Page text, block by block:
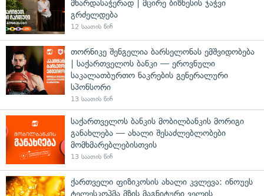
მხარდასაჭერად | მცირე ბიზნესის ჯაჭვი
გრძელდება
12 საათის წინ
თორნიკე შენგელია ბარსელონას ემშვიდობება
| საქართველოს ბანკი — ეროვნული
საკალათბურთო ნაკრების გენერალური
სპონსორი
13 საათის წინ
საქართველოს ბანკის მობილბანკის მორიგი
განახლება — ახალი შესაძლებლობები
მომხმარებლებისთვის
13 საათის წინ
ქართველი ფიზიკოსის ახალი კვლევა: ინოუეს
ტელესკოპმა მზის მაგნიტური ველის